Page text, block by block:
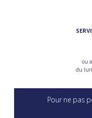
ou
du
Pour ne pas